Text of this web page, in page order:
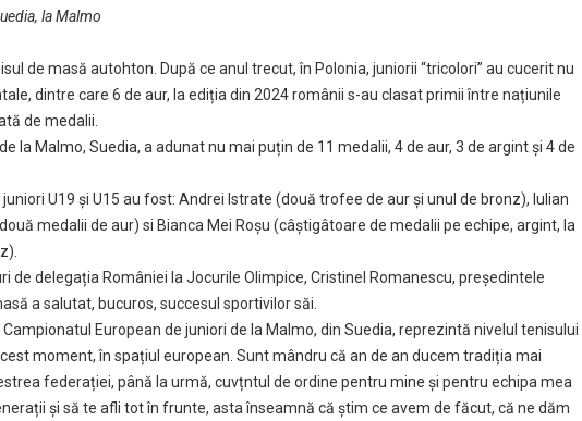
la Malmo
de masă autohton. După ce anul trecut, în Polonia, juniorii “tricolori” au cucerit nu
dintre care 6 de aur, la ediția din 2024 românii s-au clasat primii între națiunile
de medalii.
la Malmo, Suedia, a adunat nu mai puțin de 11 medalii, 4 de aur, 3 de argint și 4 de
U19 și U15 au fost: Andrei Istrate (două trofee de aur și unul de bronz), Iulian
medalii de aur) si Bianca Mei Roșu (câștigâtoare de medalii pe echipe, argint, la
de delegația României la Jocurile Olimpice, Cristinel Romanescu, președintele
a salutat, bucuros, succesul sportivilor săi.
European de juniori de la Malmo, din Suedia, reprezintă nivelul tenisului
moment, în spațiul european. Sunt mândru că an de an ducem tradiția mai
federației, până la urmă, cuvțntul de ordine pentru mine și pentru echipa mea
și să te afli tot în frunte, asta înseamnă că știm ce avem de făcut, că ne dăm